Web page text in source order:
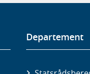
Departement